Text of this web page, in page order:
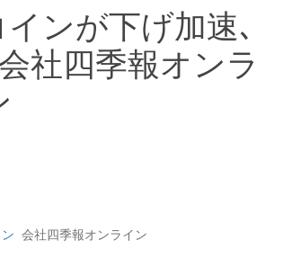
ンが下げ加速､
社四季報オンラ
会社四季報オンライン